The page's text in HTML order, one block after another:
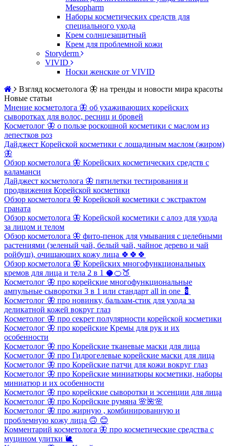
Mesopharm
Наборы косметических средств для
специального ухода
Крем солнцезащитный
Крем для проблемной кожи
Storyderm
VIVID
Носки женские от VIVID
Взгляд косметолога 🦋 на тренды и новости мира красоты
Новые статьи
Мнение косметолога 🦋 об ухаживающих корейских
сыворотках для волос, ресниц и бровей
Косметолог 🦋 о пользе роскошной косметики с маслом из
лепестков роз
Дайджест Корейской косметики с лошадиным маслом (жиром)
🦋
Обзор косметолога 🦋 Корейских косметических средств с
каламанси
Дайджест косметолога 🦋 пятилетки тестирования и
продвижения Корейской косметики
Обзор косметолога 🦋 Корейской косметики с экстрактом
граната
Обзор косметолога 🦋 Корейской косметики с алоэ для ухода
за лицом и телом
Обзор косметолога 🦋 фито-пенок для умывания с целебными
растениями (зеленый чай, белый чай, чайное дерево и чай
ройбуш), очищающих кожу лица 🍀🍀🍀
Обзор косметолога 🦋 Корейских многофункциональных
кремов для лица и тела 2 в 1 🥥🍊🍑
Косметолог 🦋 про корейские многофункциональные
ампульные сыворотки 3 в 1 или стандарт all in one 💈
Косметолог 🦋 про новинку, бальзам-стик для ухода за
деликатной кожей вокруг глаз
Косметолог 🦋 про секрет полулярности корейской косметики
Косметолог 🦋 про корейские Кремы для рук и их
особенности
Косметолог 🦋 про Корейские тканевые маски для лица
Косметолог 🦋 про Гидрогелевые корейские маски для лица
Косметолог 🦋 про Корейские патчи для кожи вокруг глаз
Косметолог 🦋 про Корейские миниатюры косметики, наборы
миниатюр и их особенности
Косметолог 🦋 про корейские сыворотки и эссенции для лица
Косметолог 🦋 про Корейские румяна 🌸🌺🌸
Косметолог 🦋 про жирную , комбинированную и
проблемную кожу лица 🙃 😊
Комментарий косметолога 🦋 про косметические средства с
муцином улитки 🐌